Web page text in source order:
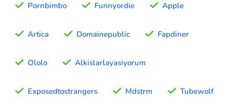
Pornbimbo Funnyordie Apple
Artica Domainepublic Fapdiner
Ololo Alkislarlayasiyorum
Exposedtostrangers Mdstrm Tubewolf